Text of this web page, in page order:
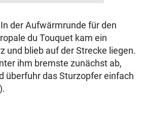
der Aufwärmrunde für den
du Touquet kam ein
und blieb auf der Strecke liegen.
ihm bremste zunächst ab,
überfuhr das Sturzopfer einfach